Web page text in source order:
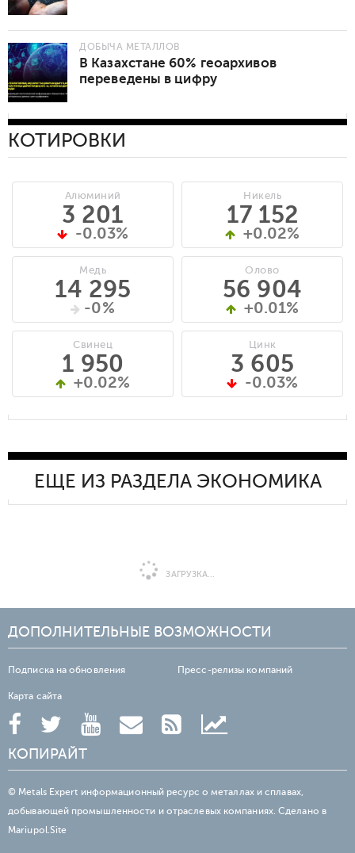
ДОБЫЧА МЕТАЛЛОВ
В Казахстане 60% геоархивов
переведены в цифру
КОТИРОВКИ
Алюминий
3 201
-0.03%
Медь
14 295
-0%
Свинец
1 950
+0.02%
Никель
17 152
+0.02%
Олово
56 904
+0.01%
Цинк
3 605
-0.03%
ЕЩЕ ИЗ РАЗДЕЛА ЭКОНОМИКА
ЗАГРУЗКА...
ДОПОЛНИТЕЛЬНЫЕ ВОЗМОЖНОСТИ
Подписка на обновления Пресс-релизы компаний
Карта сайта
КОПИРАЙТ
© Metals Expert информационный ресурс о металлах и сплавах,
добывающей промышленности и отраслевых компаниях. Сделано в
Mariupol.Site